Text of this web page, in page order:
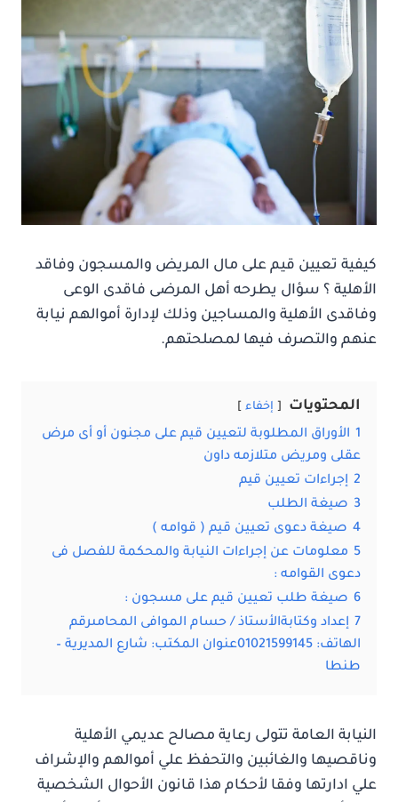
كيفية تعيين قيم على مال المريض والمسجون وفاقد
الأهلية ؟ سؤال يطرحه أهل المرضى فاقدى الوعى
وفاقدى الأهلية والمساجين وذلك لإدارة أموالهم نيابة
عنهم والتصرف فيها لمصلحتهم.
المحتويات إخفاء
1 الأوراق المطلوبة لتعيين قيم على مجنون أو أى مرض
عقلى ومريض متلازمه داون
2 إجراءات تعيين قيم
3 صيغة الطلب
4 صيغة دعوى تعيين قيم ( قوامه )
5 معلومات عن إجراءات النيابة والمحكمة للفصل فى
دعوى القوامه :
6 صيغة طلب تعيين قيم على مسجون :
7 إعداد وكتابةالأستاذ / حسام الموافى المحامىرقم
الهاتف: 01021599145عنوان المكتب: شارع المديرية –
طنطا
النيابة العامة تتولى رعاية مصالح عديمي الأهلية
وناقصيها والغائبين والتحفظ علي أموالهم والإشراف
علي ادارتها وفقا لأحكام هذا قانون الأحوال الشخصية